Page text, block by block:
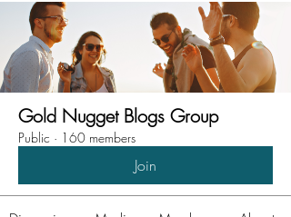
Gold Nugget Blogs Group
Public · 160 members
Join